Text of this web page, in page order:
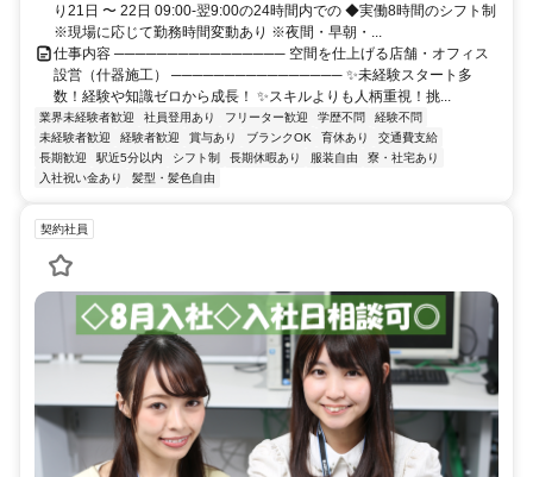
り21日 〜 22日 09:00-翌9:00の24時間内での ◆実働8時間のシフト制
※現場に応じて勤務時間変動あり ※夜間・早朝・...
仕事内容 ──────────────── 空間を仕上げる店舗・オフィス
設営（什器施工） ──────────────── ✨未経験スタート多
数！経験や知識ゼロから成長！ ✨スキルよりも人柄重視！挑...
業界未経験者歓迎 社員登用あり フリーター歓迎 学歴不問
経験不問
未経験者歓迎
経験者歓迎 賞与あり ブランクOK 育休あり
交通費支給
長期歓迎
駅近5分以内 シフト制 長期休暇あり 服装自由
寮・社宅あり
入社祝い金あり
髪型・髪色自由
契約社員